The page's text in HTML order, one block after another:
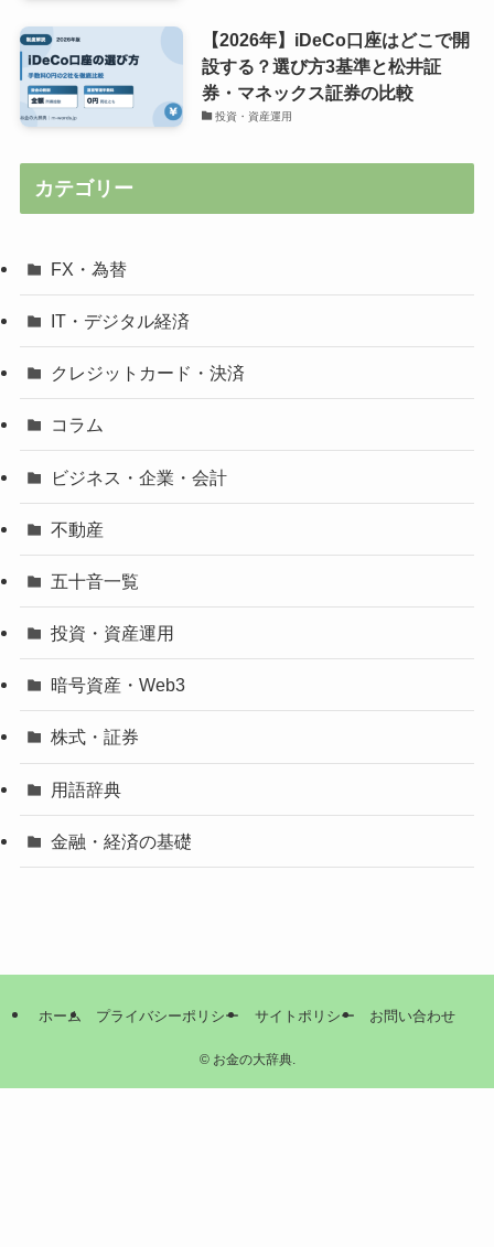
【2026年】iDeCo口座はどこで開
設する？選び方3基準と松井証
券・マネックス証券の比較
投資・資産運用
カテゴリー
FX・為替
IT・デジタル経済
クレジットカード・決済
コラム
ビジネス・企業・会計
不動産
五十音一覧
投資・資産運用
暗号資産・Web3
株式・証券
用語辞典
金融・経済の基礎
ホーム プライバシーポリシー サイトポリシー お問い合わせ
©お金の大辞典.